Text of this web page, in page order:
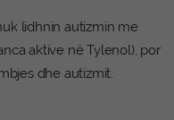
lidhnin autizmin me
aktive në Tylenol), por
dhe autizmit.